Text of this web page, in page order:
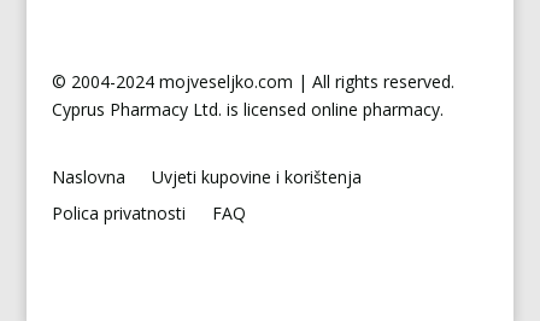
© 2004-2024 mojveseljko.com | All rights reserved.
Cyprus Pharmacy Ltd. is licensed online pharmacy.
Naslovna
Uvjeti kupovine i korištenja
Polica privatnosti
FAQ